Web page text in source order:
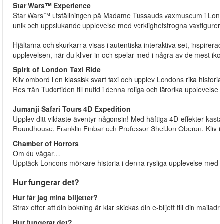
Star Wars™ Experience
Star Wars™ utställningen på Madame Tussauds vaxmuseum i
unik och uppslukande upplevelse med verklighetstrogna
Hjältarna och skurkarna visas i autentiska interaktiva set,
upplevelsen, när du kliver in och spelar med i några av de mest
Spirit of London Taxi Ride
Kliv ombord i en klassisk svart taxi och upplev Londons rika
Res från Tudortiden till nutid i denna roliga och lärorika
Jumanji Safari Tours 4D Expedition
Upplev ditt vildaste äventyr någonsin! Med häftiga 4D-effekter
Roundhouse, Franklin Finbar och Professor Sheldon Oberon.
Chamber of Horrors
Om du vågar…
Upptäck Londons mörkare historia i denna rysliga upplevelse
Hur fungerar det?
Hur får jag mina biljetter?
Strax efter att din bokning är klar skickas din e-biljett till din